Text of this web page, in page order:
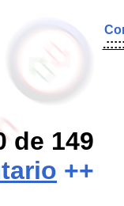
de 149
++